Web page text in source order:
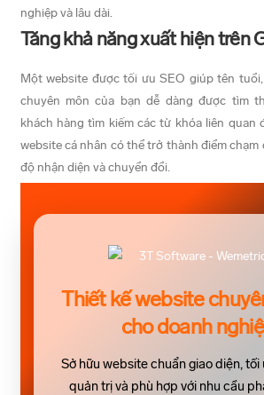
nghiệp và lâu dài.
Tăng khả năng xuất hiện trên
Một website được tối ưu SEO giúp tên
chuyên môn của bạn dễ dàng được tìm
khách hàng tìm kiếm các từ khóa liên quan
website cá nhân có thể trở thành điểm
độ nhận diện và chuyển đổi.
Thiết kế website
cho doanh
Sở hữu website chuẩn giao diện, tối
quản trị và phù hợp với nhu cầu